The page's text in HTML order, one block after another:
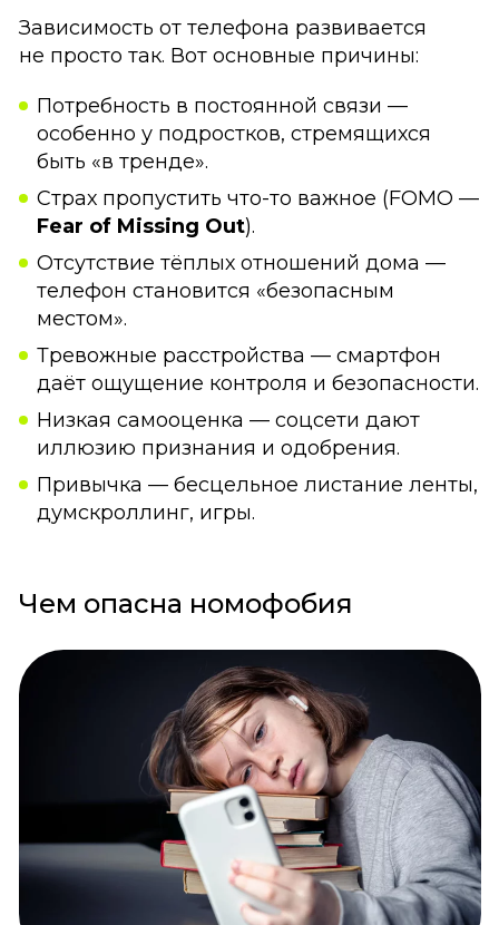
Зависимость от телефона развивается
не просто так. Вот основные причины:
Потребность в постоянной связи —
особенно у подростков, стремящихся
быть «в тренде».
Страх пропустить что-то важное (FOMO —
Fear of Missing Out).
Отсутствие тёплых отношений дома —
телефон становится «безопасным
местом».
Тревожные расстройства — смартфон
даёт ощущение контроля и безопасности.
Низкая самооценка — соцсети дают
иллюзию признания и одобрения.
Привычка — бесцельное листание ленты,
думскроллинг, игры.
Чем опасна номофобия